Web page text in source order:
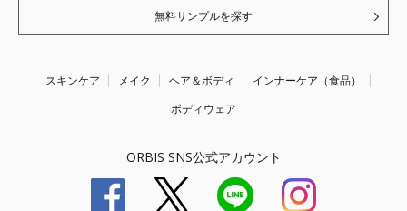
無料サンプルを探す
スキンケア メイク ヘア＆ボディ
インナーケア（食品）
ボディウェア
ORBIS SNS公式アカウント